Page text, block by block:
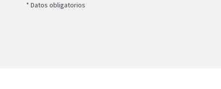
* Datos obligatorios